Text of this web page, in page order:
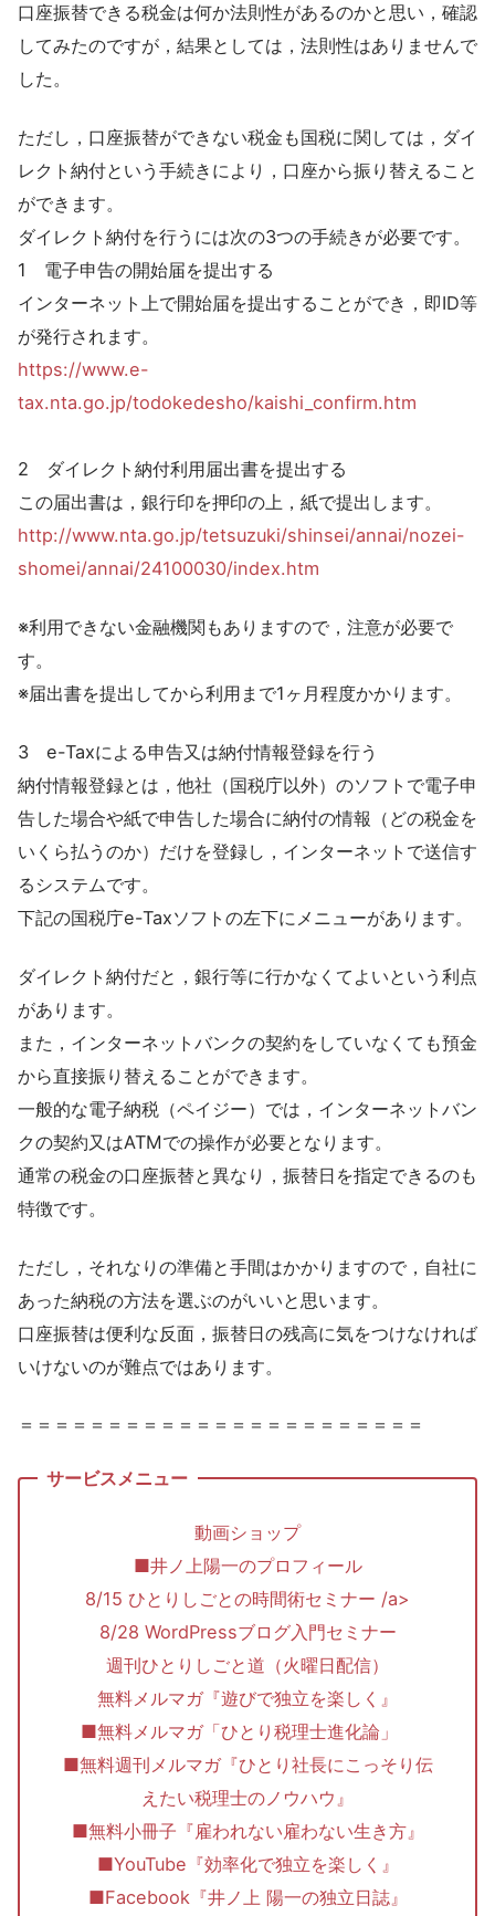
口座振替できる税金は何か法則性があるのかと思い，確認
してみたのですが，結果としては，法則性はありませんで
した。
ただし，口座振替ができない税金も国税に関しては，ダイ
レクト納付という手続きにより，口座から振り替えること
ができます。
ダイレクト納付を行うには次の3つの手続きが必要です。
1 電子申告の開始届を提出する
インターネット上で開始届を提出することができ，即ID等
が発行されます。
https://www.e-
tax.nta.go.jp/todokedesho/kaishi_confirm.htm
2 ダイレクト納付利用届出書を提出する
この届出書は，銀行印を押印の上，紙で提出します。
http://www.nta.go.jp/tetsuzuki/shinsei/annai/nozei-
shomei/annai/24100030/index.htm
※利用できない金融機関もありますので，注意が必要で
す。
※届出書を提出してから利用まで1ヶ月程度かかります。
3 e-Taxによる申告又は納付情報登録を行う
納付情報登録とは，他社（国税庁以外）のソフトで電子申
告した場合や紙で申告した場合に納付の情報（どの税金を
いくら払うのか）だけを登録し，インターネットで送信す
るシステムです。
下記の国税庁e-Taxソフトの左下にメニューがあります。
ダイレクト納付だと，銀行等に行かなくてよいという利点
があります。
また，インターネットバンクの契約をしていなくても預金
から直接振り替えることができます。
一般的な電子納税（ペイジー）では，インターネットバン
クの契約又はATMでの操作が必要となります。
通常の税金の口座振替と異なり，振替日を指定できるのも
特徴です。
ただし，それなりの準備と手間はかかりますので，自社に
あった納税の方法を選ぶのがいいと思います。
口座振替は便利な反面，振替日の残高に気をつけなければ
いけないのが難点ではあります。
＝＝＝＝＝＝＝＝＝＝＝＝＝＝＝＝＝＝＝＝＝＝＝
動画ショップ
■井ノ上陽一のプロフィール
8/15 ひとりしごとの時間術セミナー /a>
8/28 WordPressブログ入門セミナー
週刊ひとりしごと道（火曜日配信）
無料メルマガ『遊びで独立を楽しく』
■無料メルマガ「ひとり税理士進化論」
■無料週刊メルマガ『ひとり社長にこっそり伝
えたい税理士のノウハウ』
■無料小冊子『雇われない雇わない生き方』
■YouTube『効率化で独立を楽しく』
■Facebook『井ノ上 陽一の独立日誌』